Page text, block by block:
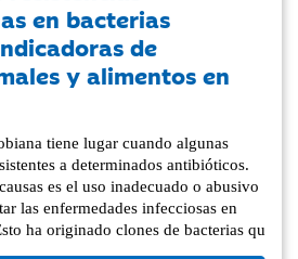
en bacterias
de
y alimentos en
tiene lugar cuando algunas
a determinados antibióticos.
es el uso inadecuado o abusivo
las enfermedades infecciosas en
ha originado clones de bacterias qu